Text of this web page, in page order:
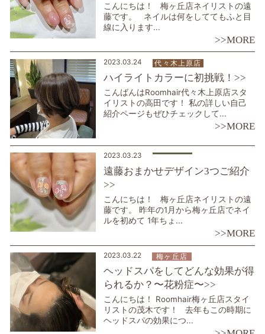
こんにちは！ 梅ヶ丘店ネイリストの遠
藤です。 ネイルは何をしててもふと目
線に入ります...
>>MORE
2023.03.24 代々木上原店
ハイライトカラーに初挑戦！>>
こんばんはRoomhair代々木上原店スタ
イリストの高田です！ 私の詳しい自己
紹介ページもぜひチェックして...
>>MORE
2023.03.23
遠藤おまかせデザイン3つご紹介
>>
こんにちは！ 梅ヶ丘店ネイリストの遠
藤です。 昨年の1月から梅ヶ丘店でネイ
ルを初めて 1年ちょ...
>>MORE
2023.03.22 梅ヶ丘店
ヘッドスパをしてどんな効果が得
られるか？〜花粉症〜>>
こんにちは！ Roomhair梅ヶ丘店スタイ
リストの茂木です！ 去年もこの時期に
ヘッドスパの効果につ...